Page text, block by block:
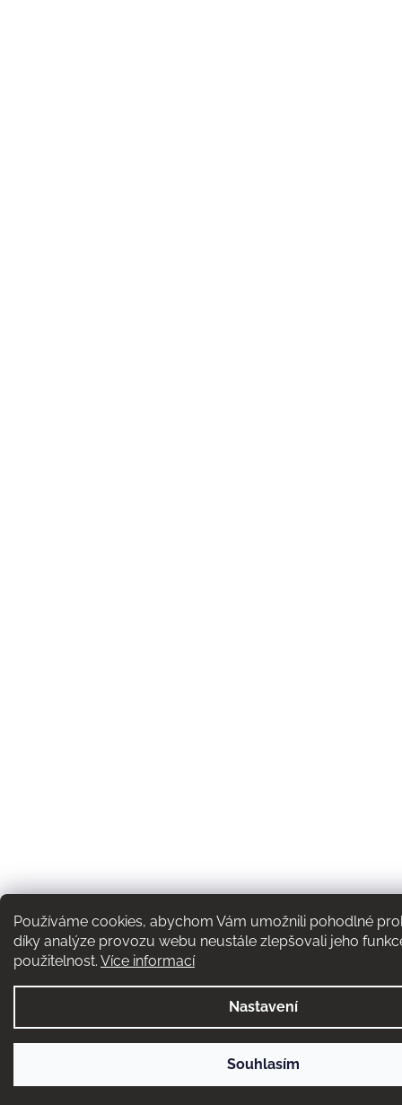
Používáme cookies, abychom Vám umožnili pohodlné
díky analýze provozu webu neustále zlepšovali jeho
použitelnost. Více informací
Nastavení
Souhlasím